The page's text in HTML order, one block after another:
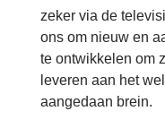
zeker via de
ons om nieuw en
te ontwikkelen om
leveren aan het
aangedaan brein.